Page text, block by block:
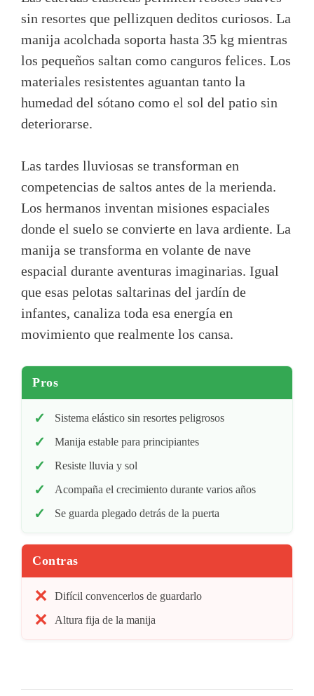
sin resortes que pellizquen deditos curiosos. La
manija acolchada soporta hasta 35 kg mientras
los pequeños saltan como canguros felices. Los
materiales resistentes aguantan tanto la
humedad del sótano como el sol del patio sin
deteriorarse.
Las tardes lluviosas se transforman en
competencias de saltos antes de la merienda.
Los hermanos inventan misiones espaciales
donde el suelo se convierte en lava ardiente. La
manija se transforma en volante de nave
espacial durante aventuras imaginarias. Igual
que esas pelotas saltarinas del jardín de
infantes, canaliza toda esa energía en
movimiento que realmente los cansa.
Pros
Sistema elástico sin resortes peligrosos
Manija estable para principiantes
Resiste lluvia y sol
Acompaña el crecimiento durante varios años
Se guarda plegado detrás de la puerta
Contras
Difícil convencerlos de guardarlo
Altura fija de la manija